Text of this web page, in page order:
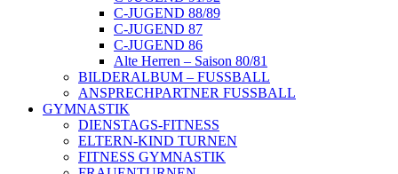
C-JUGEND 88/89
C-JUGEND 87
C-JUGEND 86
Alte Herren – Saison 80/81
BILDERALBUM – FUSSBALL
ANSPRECHPARTNER FUSSBALL
GYMNASTIK
DIENSTAGS-FITNESS
ELTERN-KIND TURNEN
FITNESS GYMNASTIK